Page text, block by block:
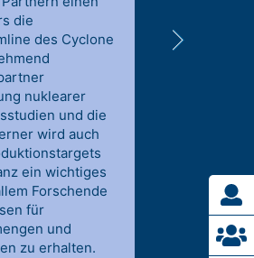
die
des Cyclone
nuklearer
und die
wird auch
ein wichtiges
Forschende
für
und
zu erhalten.